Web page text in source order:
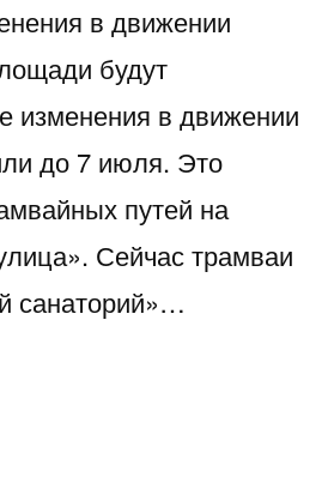
в движении
будут
изменения в движении
до 7 июля. Это
путей на
Сейчас трамваи
санаторий»…